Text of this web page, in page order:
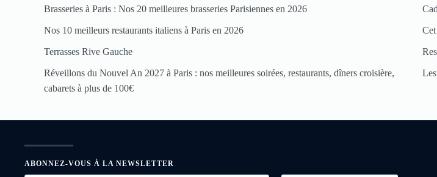
Brasseries à Paris : Nos 20 meilleures brasseries Parisiennes en 2026
Nos 10 meilleurs restaurants italiens à Paris en 2026
Terrasses Rive Gauche
Réveillons du Nouvel An 2027 à Paris : nos meilleures soirées, restaurants, dîners croisière,
cabarets à plus de 100€
ABONNEZ-VOUS À LA NEWSLETTER